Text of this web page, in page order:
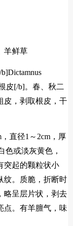
羊鲜草
皮[/b]。春、秋二
皮，剥取根皮，干
直径1～2cm，厚
色或淡灰黄色，
突起的颗粒状小
纹。质脆，折断时
略呈层片状，剥去
点。有羊膻气，味